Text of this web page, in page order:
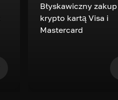
Błyskawiczny zakup
krypto kartą Visa i
Mastercard